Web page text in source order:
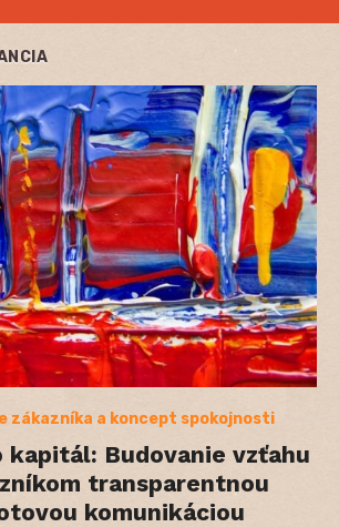
zákazníka a koncept spokojnosti
kapitál: Budovanie vzťahu
transparentnou
komunikáciou